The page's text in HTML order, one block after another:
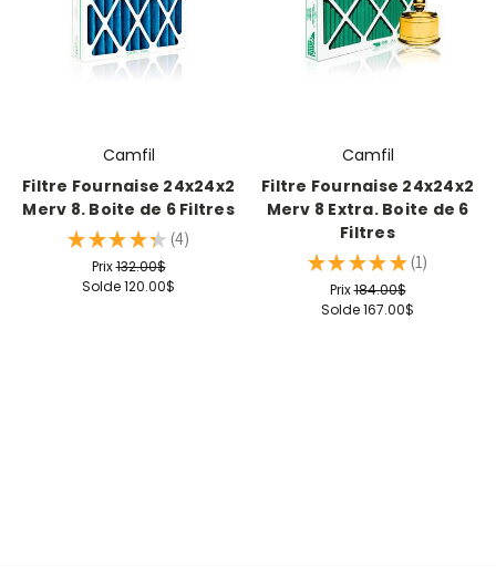
Camfil
Filtre Fournaise 24x24x2
Merv 8. Boite de 6 Filtres
★ ★ ★ ★ ★ 4
4
Prix132.00$
Solde120.00$
Camfil
Filtre Fournaise 24x24x2
Merv 8 Extra. Boite de 6
Filtres
★ ★ ★ ★ ★ 1
1
Prix184.00$
Solde167.00$